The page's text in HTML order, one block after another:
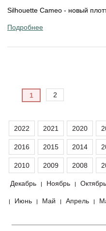
Silhouette Cameo - новый
Подробнее
1 2
2022 2021 2020
2016 2015 2014
2010 2009 2008
Декабрь | Ноябрь | Октябрь
| Июнь | Май | Апрель |